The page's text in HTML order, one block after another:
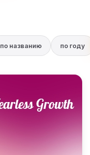
по названию по году